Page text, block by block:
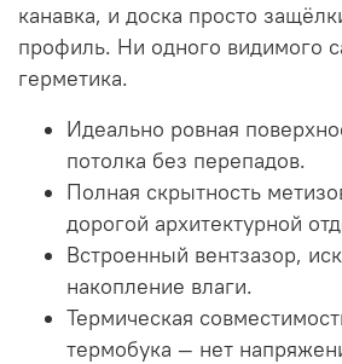
канавка, и доска просто
профиль. Ни одного видимого
герметика.
Идеально ровная
потолка без перепадов.
Полная скрытность
дорогой архитектурной
Встроенный вентзазор,
накопление влаги.
Термическая
термобука — нет